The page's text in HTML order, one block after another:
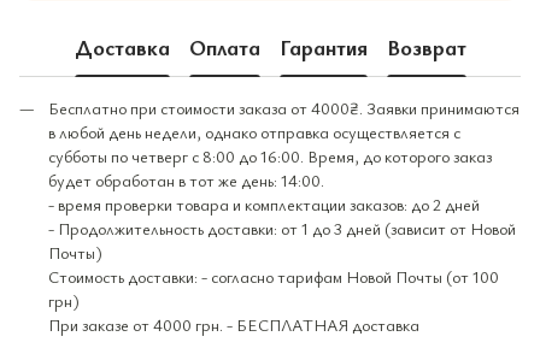
Доставка Оплата Гарантия Возврат
Бесплатно при стоимости заказа от 4000₴. Заявки принимаются
в любой день недели, однако отправка осуществляется с
субботы по четверг с 8:00 до 16:00. Время, до которого заказ
будет обработан в тот же день: 14:00.
- время проверки товара и комплектации заказов: до 2 дней
- Продолжительность доставки: от 1 до 3 дней (зависит от Новой
Почты)
Стоимость доставки: - согласно тарифам Новой Почты (от 100
грн)
При заказе от 4000 грн. - БЕСПЛАТНАЯ доставка